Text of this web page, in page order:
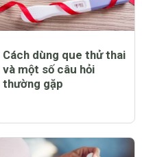
Báo cáo vi phạm